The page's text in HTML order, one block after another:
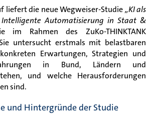
liefert die neue Wegweiser-Studie„KI als
Intelligente Automatisierung in Staat &
im Rahmen des ZuKo-THINKTANK
untersucht erstmals mit belastbaren
Erwartungen, Strategien und
in Bund, Ländern und
und welche Herausforderungen
sind.
und Hintergründe der Studie